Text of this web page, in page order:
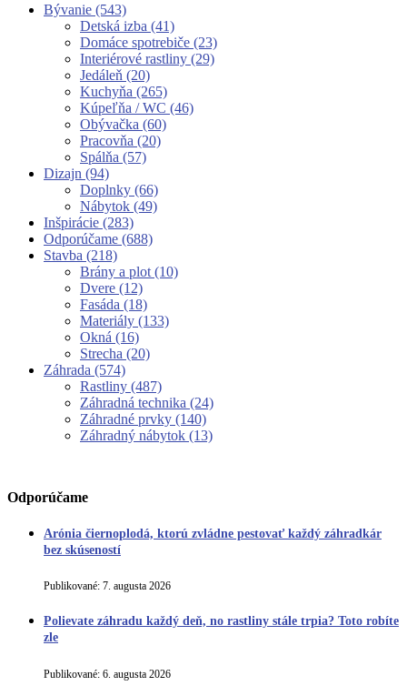
Bývanie (543)
Detská izba (41)
Domáce spotrebiče (23)
Interiérové rastliny (29)
Jedáleň (20)
Kuchyňa (265)
Kúpeľňa / WC (46)
Obývačka (60)
Pracovňa (20)
Spálňa (57)
Dizajn (94)
Doplnky (66)
Nábytok (49)
Inšpirácie (283)
Odporúčame (688)
Stavba (218)
Brány a plot (10)
Dvere (12)
Fasáda (18)
Materiály (133)
Okná (16)
Strecha (20)
Záhrada (574)
Rastliny (487)
Záhradná technika (24)
Záhradné prvky (140)
Záhradný nábytok (13)
Odporúčame
Arónia čiernoplodá, ktorú zvládne pestovať každý záhradkár
bez skúseností
Publikované: 7. augusta 2026
Polievate záhradu každý deň, no rastliny stále trpia? Toto robíte
zle
Publikované: 6. augusta 2026